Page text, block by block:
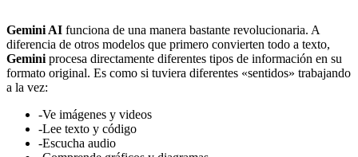
Gemini AI funciona de una manera bastante revolucionaria. A
diferencia de otros modelos que primero convierten todo a texto,
Gemini procesa directamente diferentes tipos de información en su
formato original. Es como si tuviera diferentes «sentidos» trabajando
a la vez:
-Ve imágenes y videos
-Lee texto y código
-Escucha audio